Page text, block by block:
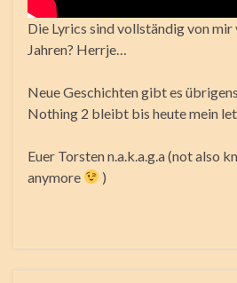
Die Lyrics sind vollständig von
Jahren? Herrje…
Neue Geschichten gibt es
Nothing 2 bleibt bis heute mein
Euer Torsten n.a.k.a.g.a (not also
anymore
)